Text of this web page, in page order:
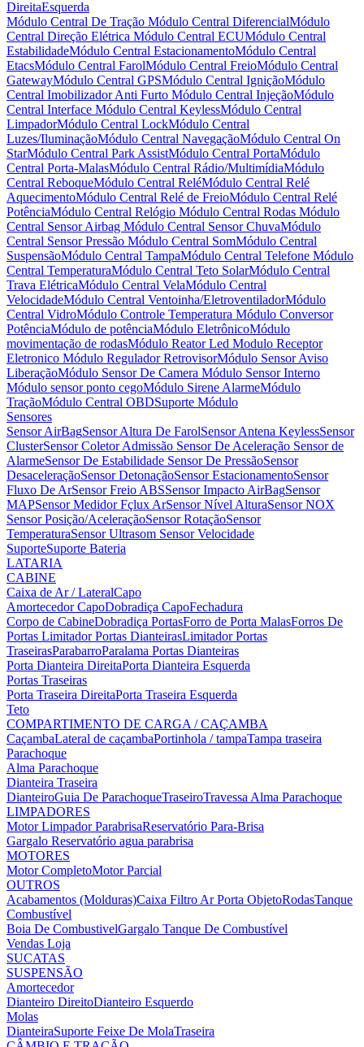
DireitaEsquerda
Módulo Central De Tração Módulo Central DiferencialMódulo
Central Direção Elétrica Módulo Central ECUMódulo Central
EstabilidadeMódulo Central EstacionamentoMódulo Central
EtacsMódulo Central FarolMódulo Central FreioMódulo Central
GatewayMódulo Central GPSMódulo Central IgniçãoMódulo
Central Imobilizador Anti Furto Módulo Central InjeçãoMódulo
Central Interface Módulo Central KeylessMódulo Central
LimpadorMódulo Central LockMódulo Central
Luzes/IluminaçãoMódulo Central NavegaçãoMódulo Central On
StarMódulo Central Park AssistMódulo Central PortaMódulo
Central Porta-MalasMódulo Central Rádio/MultimídiaMódulo
Central ReboqueMódulo Central ReléMódulo Central Relé
AquecimentoMódulo Central Relé de FreioMódulo Central Relé
PotênciaMódulo Central Relógio Módulo Central Rodas Módulo
Central Sensor Airbag Módulo Central Sensor ChuvaMódulo
Central Sensor Pressão Módulo Central SomMódulo Central
SuspensãoMódulo Central TampaMódulo Central Telefone Módulo
Central TemperaturaMódulo Central Teto SolarMódulo Central
Trava ElétricaMódulo Central VelaMódulo Central
VelocidadeMódulo Central Ventoinha/EletroventiladorMódulo
Central VidroMódulo Controle Temperatura Módulo Conversor
PotênciaMódulo de potênciaMódulo EletrônicoMódulo
movimentação de rodasMódulo Reator Led Modulo Receptor
Eletronico Módulo Regulador RetrovisorMódulo Sensor Aviso
LiberaçãoMódulo Sensor De Camera Módulo Sensor Interno
Módulo sensor ponto cegoMódulo Sirene AlarmeMódulo
TraçãoMódulo Central OBDSuporte Módulo
Sensores
Sensor AirBagSensor Altura De FarolSensor Antena KeylessSensor
ClusterSensor Coletor Admissão Sensor De Aceleração Sensor de
AlarmeSensor De Estabilidade Sensor De PressãoSensor
DesaceleraçãoSensor DetonaçãoSensor EstacionamentoSensor
Fluxo De ArSensor Freio ABSSensor Impacto AirBagSensor
MAPSensor Medidor Fçlux ArSensor Nível AlturaSensor NOX
Sensor Posição/AceleraçãoSensor RotaçãoSensor
TemperaturaSensor Ultrasom Sensor Velocidade
SuporteSuporte Bateria
LATARIA
CABINE
Caixa de Ar / LateralCapo
Amortecedor CapoDobradiça CapoFechadura
Corpo de CabineDobradiça PortasForro de Porta MalasForros De
Portas Limitador Portas DianteirasLimitador Portas
TraseirasParabarroParalama Portas Dianteiras
Porta Dianteira DireitaPorta Dianteira Esquerda
Portas Traseiras
Porta Traseira DireitaPorta Traseira Esquerda
Teto
COMPARTIMENTO DE CARGA / CAÇAMBA
CaçambaLateral de caçambaPortinhola / tampaTampa traseira
Parachoque
Alma Parachoque
Dianteira Traseira
DianteiroGuia De ParachoqueTraseiroTravessa Alma Parachoque
LIMPADORES
Motor Limpador ParabrisaReservatório Para-Brisa
Gargalo Reservatório agua parabrisa
MOTORES
Motor CompletoMotor Parcial
OUTROS
Acabamentos (Molduras)Caixa Filtro ArPorta ObjetoRodasTanque
Combustível
Boia De CombustivelGargalo Tanque De Combustível
Vendas Loja
SUCATAS
SUSPENSÃO
Amortecedor
Dianteiro DireitoDianteiro Esquerdo
Molas
DianteiraSuporte Feixe De MolaTraseira